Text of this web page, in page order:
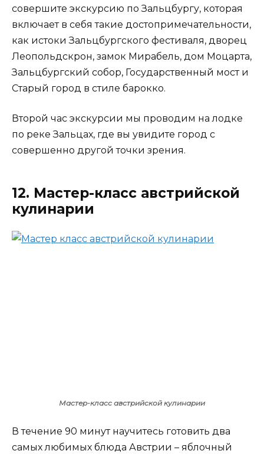
совершите экскурсию по Зальцбургу, которая
включает в себя такие достопримечательности,
как истоки Зальцбургского фестиваля, дворец
Леопольдскрон, замок Мирабель, дом Моцарта,
Зальцбургский собор, Государственный мост и
Старый город в стиле барокко.
Второй час экскурсии мы проводим на лодке
по реке Зальцах, где вы увидите город с
совершенно другой точки зрения.
12. Мастер-класс австрийской
кулинарии
Мастер-класс австрийской кулинарии
В течение 90 минут научитесь готовить два
самых любимых блюда Австрии – яблочный